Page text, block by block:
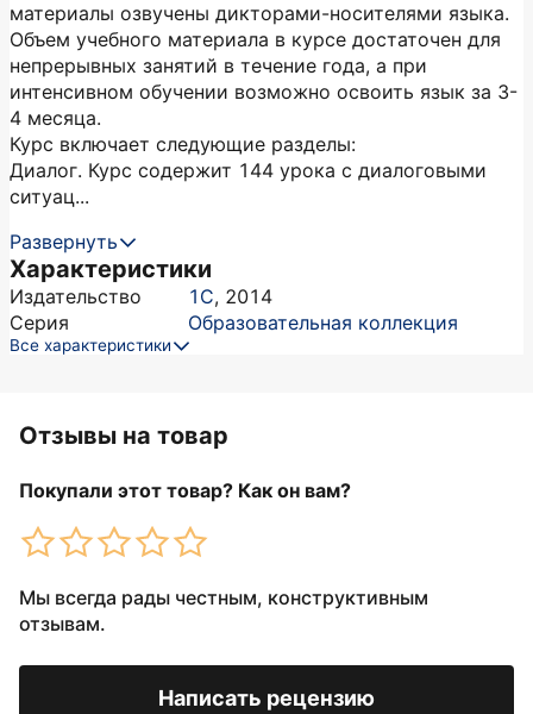
материалы озвучены дикторами-носителями языка.
Объем учебного материала в курсе достаточен для
непрерывных занятий в течение года, а при
интенсивном обучении возможно освоить язык за 3-
4 месяца.
Курс включает следующие разделы:
Диалог. Курс содержит 144 урока с диалоговыми
ситуац...
Развернуть
Характеристики
Издательство 1С, 2014
Серия
Образовательная коллекция
Все характеристики
Отзывы на товар
Покупали этот товар? Как он вам?
Мы всегда рады честным, конструктивным
отзывам.
Написать рецензию